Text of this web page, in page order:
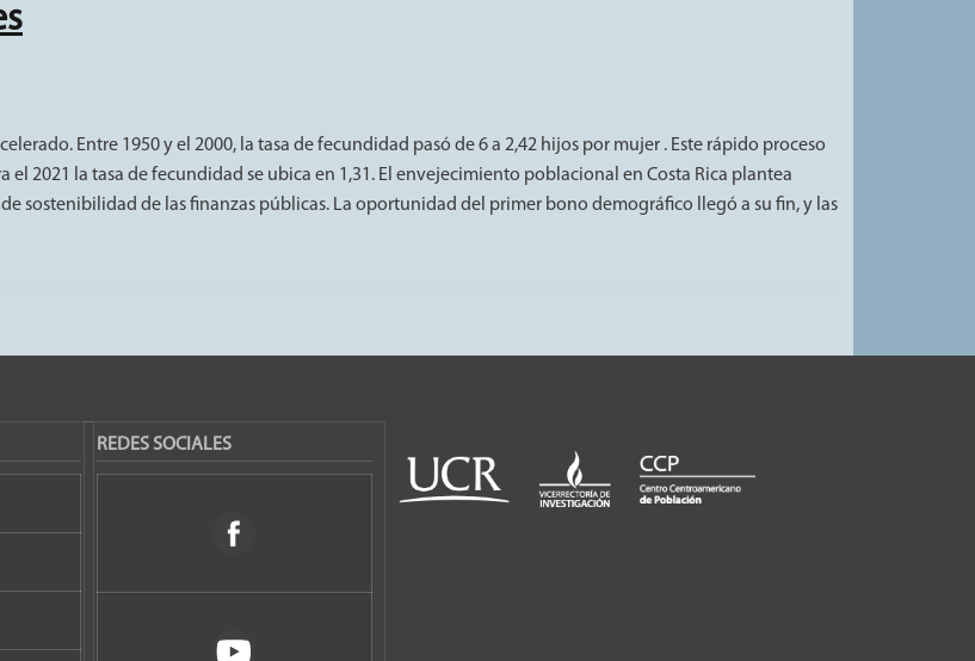
intergeneracionales entre personas migrantes y nacionales
Entre 1950 y el 2000, la tasa de fecundidad pasó de 6 a 2,42 hijos por mujer . Este rápido proceso
2021 la tasa de fecundidad se ubica en 1,31. El envejecimiento poblacional en Costa Rica plantea
sostenibilidad de las finanzas públicas. La oportunidad del primer bono demográfico llegó a su fin, y las
REDES SOCIALES